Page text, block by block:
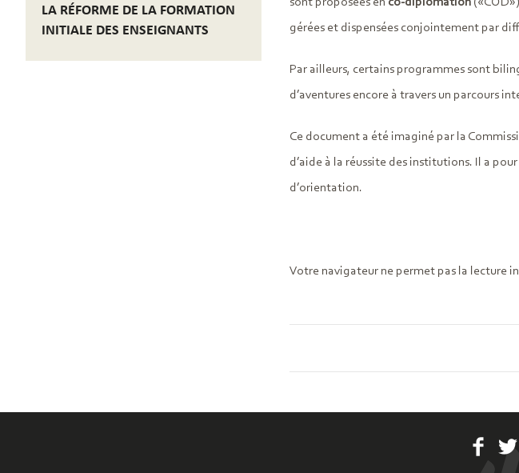
LA RÉFORME DE LA FORMATION
INITIALE DES ENSEIGNANTS
sont proposées en co-diplomation
gérées et dispensées conjointement par
Par ailleurs, certains programmes sont
d’aventures encore à travers un parcours
Ce document a été imaginé par la
d’aide à la réussite des institutions. Il a
d’orientation.
Votre navigateur ne permet pas la lecture